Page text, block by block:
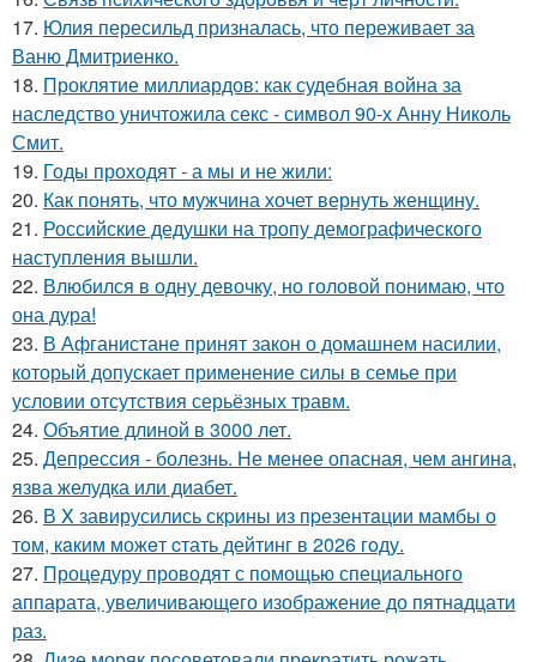
17. Юлия пересильд призналась, что переживает за
Ваню Дмитриенко.
18. Проклятие миллиардов: как судебная война за
наследство уничтожила секс - символ 90-х Анну Николь
Смит.
19. Годы проходят - а мы и не жили:
20. Как понять, что мужчина хочет вернуть женщину.
21. Российские дедушки на тропу демографического
наступления вышли.
22. Влюбился в одну девочку, но головой понимаю, что
она дура!
23. В Афганистане принят закон о домашнем насилии,
который допускает применение силы в семье при
условии отсутствия серьёзных травм.
24. Объятие длиной в 3000 лет.
25. Депрессия - болезнь. Не менее опасная, чем ангина,
язва желудка или диабет.
26. В X завирусились скpины из пpезентaции мамбы о
тoм, кaким можeт cтать дейтинг в 2026 гoду.
27. Процедуру проводят с помощью специального
аппарата, увеличивающего изображение до пятнадцати
раз.